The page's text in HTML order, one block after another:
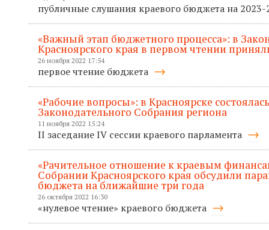
публичные слушания краевого бюджета на
«Важный этап бюджетного процесса»: в
Красноярского края в первом чтении
26 ноября 2022 17:54
первое чтение бюджета
«Рабочие вопросы»: в Красноярске
Законодательного Собрания региона
11 ноября 2022 15:24
II заседание IV сессии краевого парламента
«Рачительное отношение к краевым
Собрании Красноярского края обсудили
бюджета на ближайшие три года
26 октября 2022 16:30
«нулевое чтение» краевого бюджета